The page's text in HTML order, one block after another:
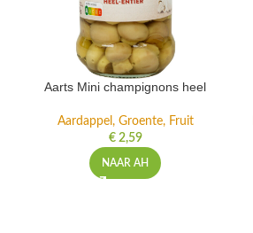
Aarts Mini champignons heel
Aardappel, Groente, Fruit
€2,59
NAAR AH